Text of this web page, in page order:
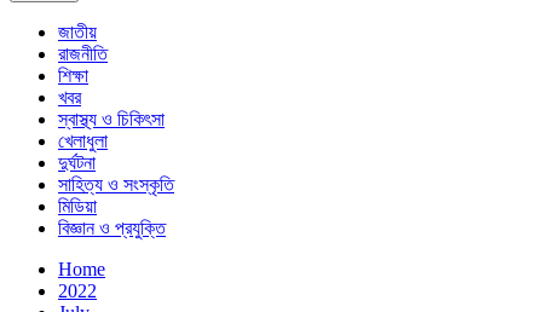
জাতীয়
রাজনীতি
শিক্ষা
খবর
স্বাস্থ্য ও চিকিৎসা
খেলাধুলা
দুর্ঘটনা
সাহিত্য ও সংস্কৃতি
মিডিয়া
বিজ্ঞান ও প্রযুক্তি
Home
2022